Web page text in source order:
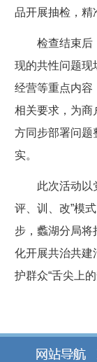
品开展抽检，精
检查结束后，
现的共性问题现
经营等重点内容
相关要求，为商
方同步部署问题
实。
此次活动以党
评、训、改”模
步，蠡湖分局将
化开展共治共建
护群众“舌尖上的